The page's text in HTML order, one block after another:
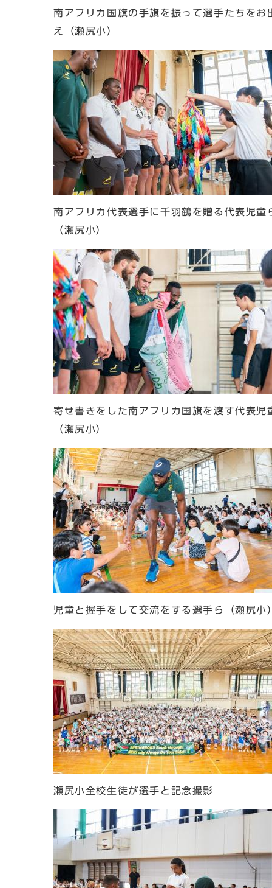
南アフリカ国旗の手旗を振って選手たちをお
え（瀬尻小）
南アフリカ代表選手に千羽鶴を贈る代表児童
（瀬尻小）
寄せ書きをした南アフリカ国旗を渡す代表児
（瀬尻小）
児童と握手をして交流をする選手ら（瀬尻小
瀬尻小全校生徒が選手と記念撮影